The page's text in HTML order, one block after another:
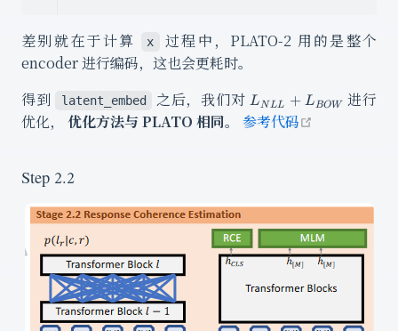
差别就在于计算 x
过程中，PLATO-2 用的是整个
encoder 进行编码，这也会更耗时。
得到
latent_embed 之后，我们对L_{NLL}
+
L_{BOW}
LN LL + LBOW
进行
优化， 优化方法与 PLATO 相同。 参考代码
Step 2.2